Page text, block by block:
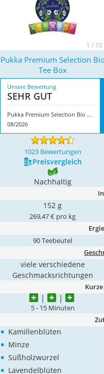
1 / 10
Pukka Premium Selection
Tee Box
Unsere Bewertung
SEHR GUT
Pukka Premium Selection Bio Tee Box
08/2026
1023 Bewertungen
Preis­vergleich
Nachhaltig
152 g
269,47 € pro kg
90 Teebeutel
viele verschiedene
Geschmacksrichtungen
5 - 15 Minuten
• Kamillenblüten
• Minze
• Süßholzwurzel
• Lavendelblüten